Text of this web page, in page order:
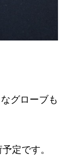
グローブも
定です。